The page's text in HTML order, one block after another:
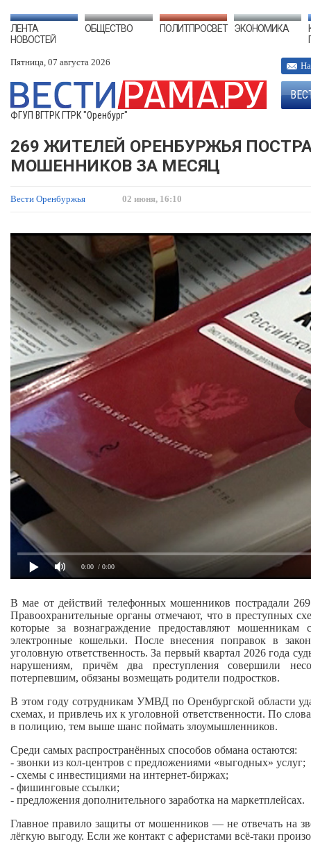
ЛЕНТА
НОВОСТЕЙ
ОБЩЕСТВО ПОЛИТПРОСВЕТ ЭКОНОМИКА
Пятница, 07 августа 2026
ФГУП ВГТРК ГТРК "Оренбург"
269 ЖИТЕЛЕЙ ОРЕНБУРЖЬЯ
МОШЕННИКОВ ЗА МЕСЯЦ
Вести Оренбуржья 02 июня, 16:10
0:00 / 0:00
В мае от действий телефонных мошенников пострадали
Правоохранительные органы отмечают, что в преступных
которые за вознаграждение предоставляют
электронные кошельки. После внесения поправок в
уголовную ответственность. За первый квартал 2026 года
нарушениям, причём два преступления совершили
потерпевшим, обязаны возмещать родители подростков.
В этом году сотрудникам УМВД по Оренбургской области
схемах, и привлечь их к уголовной ответственности. По
в полицию, тем выше шанс поймать злоумышленников.
Среди самых распространённых способов обмана остаются:
- звонки из кол‑центров с предложениями «выгодных» услуг;
- схемы с инвестициями на интернет‑биржах;
- фишинговые ссылки;
- предложения дополнительного заработка на маркетплейсах.
Главное правило защиты от мошенников — не отвечать на
лёгкую выгоду. Если же контакт с аферистами всё-таки